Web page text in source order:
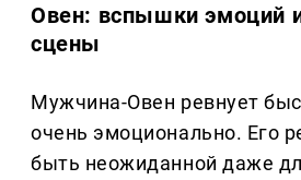
Овен: вспышки эмоций
сцены
Мужчина-Овен ревнует
очень эмоционально. Его
быть неожиданной даже